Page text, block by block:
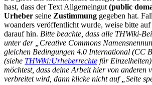
hast, dass der Text Allgemeingut (public
Urheber seine Zustimmung gegeben hat.
woanders veröffentlicht wurde, weise bitte auf
darauf hin. Bitte beachte, dass alle THWiki-
unter der „Creative Commons
gleichen Bedingungen 4.0 International (CC
(siehe THWiki:Urheberrechte für
möchtest, dass deine Arbeit hier von anderen
verbreitet wird, dann klicke nicht auf „Seite